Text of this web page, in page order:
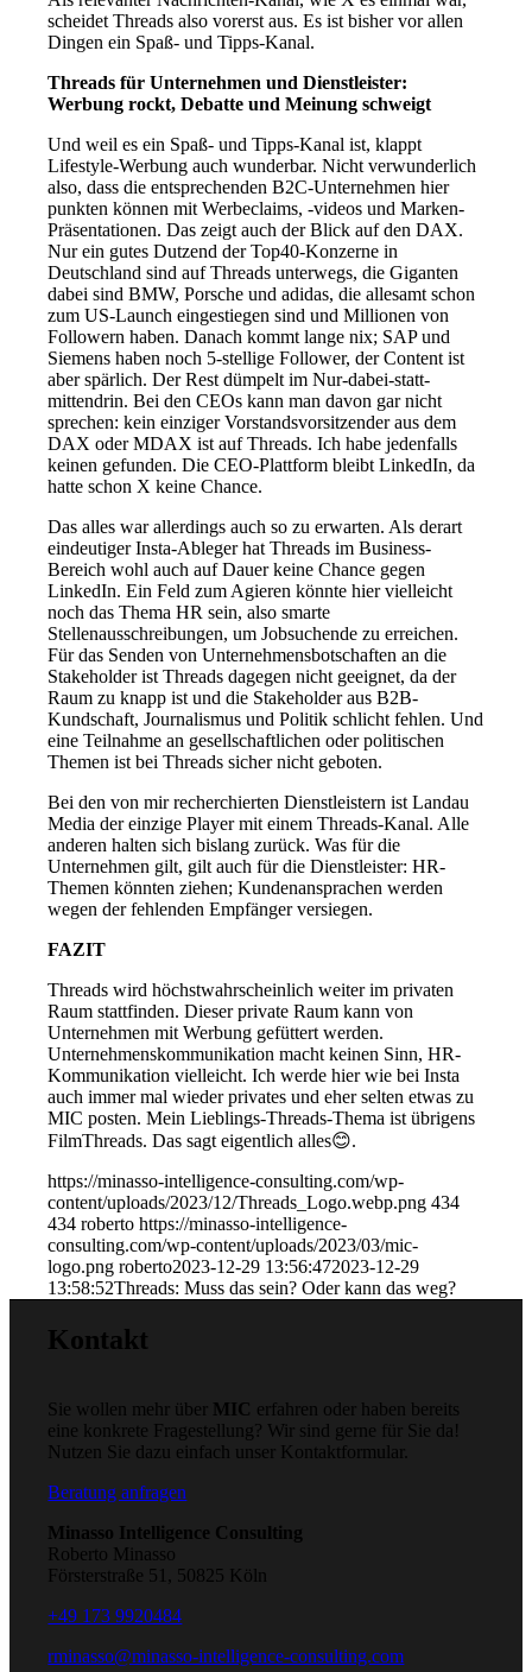
scheidet Threads also vorerst aus. Es ist bisher vor allen
Dingen ein Spaß- und Tipps-Kanal.
Threads für Unternehmen und Dienstleister:
Werbung rockt, Debatte und Meinung schweigt
Und weil es ein Spaß- und Tipps-Kanal ist, klappt
Lifestyle-Werbung auch wunderbar. Nicht verwunderlich
also, dass die entsprechenden B2C-Unternehmen hier
punkten können mit Werbeclaims, -videos und Marken-
Präsentationen. Das zeigt auch der Blick auf den DAX.
Nur ein gutes Dutzend der Top40-Konzerne in
Deutschland sind auf Threads unterwegs, die Giganten
dabei sind BMW, Porsche und adidas, die allesamt schon
zum US-Launch eingestiegen sind und Millionen von
Followern haben. Danach kommt lange nix; SAP und
Siemens haben noch 5-stellige Follower, der Content ist
aber spärlich. Der Rest dümpelt im Nur-dabei-statt-
mittendrin. Bei den CEOs kann man davon gar nicht
sprechen: kein einziger Vorstandsvorsitzender aus dem
DAX oder MDAX ist auf Threads. Ich habe jedenfalls
keinen gefunden. Die CEO-Plattform bleibt LinkedIn, da
hatte schon X keine Chance.
Das alles war allerdings auch so zu erwarten. Als derart
eindeutiger Insta-Ableger hat Threads im Business-
Bereich wohl auch auf Dauer keine Chance gegen
LinkedIn. Ein Feld zum Agieren könnte hier vielleicht
noch das Thema HR sein, also smarte
Stellenausschreibungen, um Jobsuchende zu erreichen.
Für das Senden von Unternehmensbotschaften an die
Stakeholder ist Threads dagegen nicht geeignet, da der
Raum zu knapp ist und die Stakeholder aus B2B-
Kundschaft, Journalismus und Politik schlicht fehlen. Und
eine Teilnahme an gesellschaftlichen oder politischen
Themen ist bei Threads sicher nicht geboten.
Bei den von mir recherchierten Dienstleistern ist Landau
Media der einzige Player mit einem Threads-Kanal. Alle
anderen halten sich bislang zurück. Was für die
Unternehmen gilt, gilt auch für die Dienstleister: HR-
Themen könnten ziehen; Kundenansprachen werden
wegen der fehlenden Empfänger versiegen.
FAZIT
Threads wird höchstwahrscheinlich weiter im privaten
Raum stattfinden. Dieser private Raum kann von
Unternehmen mit Werbung gefüttert werden.
Unternehmenskommunikation macht keinen Sinn, HR-
Kommunikation vielleicht. Ich werde hier wie bei Insta
auch immer mal wieder privates und eher selten etwas zu
MIC posten. Mein Lieblings-Threads-Thema ist übrigens
FilmThreads. Das sagt eigentlich alles😊.
https://minasso-intelligence-consulting.com/wp-
content/uploads/2023/12/Threads_Logo.webp.png 434
434 roberto https://minasso-intelligence-
consulting.com/wp-content/uploads/2023/03/mic-
logo.png roberto2023-12-29 13:56:472023-12-29
13:58:52Threads: Muss das sein? Oder kann das weg?
Kontakt
Sie wollen mehr über MIC erfahren oder haben bereits
eine konkrete Fragestellung? Wir sind gerne für Sie da!
Nutzen Sie dazu einfach unser Kontaktformular.
Beratung anfragen
Minasso Intelligence Consulting
Roberto Minasso
Försterstraße 51, 50825 Köln
+49 173 9920484
rminasso@minasso-intelligence-consulting.com